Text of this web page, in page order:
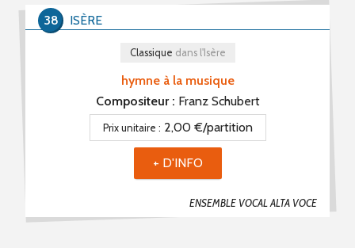
hymne à la musique
ENSEMBLE VOCAL ALTA VOCE
Classique dans l'Isère
ISÈRE
38
Compositeur : Franz Schubert
Prix unitaire : 2,00 €/partition
+ D'INFO